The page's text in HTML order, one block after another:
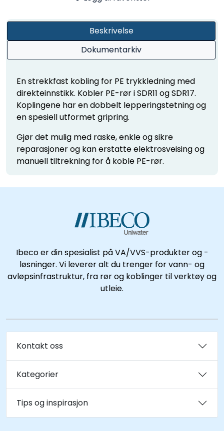
Beskrivelse
Dokumentarkiv
En strekkfast kobling for PE trykkledning med
direkteinnstikk. Kobler PE-rør i SDR11 og SDR17.
Koplingene har en dobbelt lepperingstetning og
en spesiell utformet gripring.
Gjør det mulig med raske, enkle og sikre
reparasjoner og kan erstatte elektrosveising og
manuell tiltrekning for å koble PE-rør.
Ibeco er din spesialist på VA/VVS-produkter og -
løsninger. Vi leverer alt du trenger for vann- og
avløpsinfrastruktur, fra rør og koblinger til verktøy og
utleie.
Kontakt oss
Kategorier
Tips og inspirasjon